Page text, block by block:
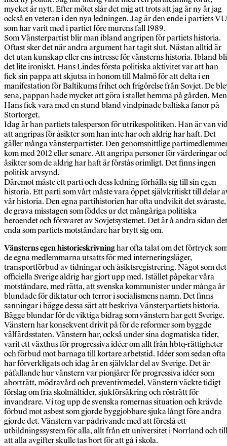
mycket är nytt. Efter mötet slår det mig att trots att jag är ny är jag
också en veteran i den nya ledningen. Jag är den ende i partiets VU
som har varit med i partiet före murens fall 1989.
Som Vänsterpartist blir man ibland angripen för partiets historia.
Oftast sker det när andra argument har tagit slut. Nästan alltid är
det utan kunskap eller ens intresse för vänsterns historia. Ibland
det lite ironiskt. Hans Lindes första politiska aktivitet var att han
fick sin pappa att skjutsa in honom till Malmö för att delta i en
manifestation för Baltikums frihet och frigörelse från Sovjet. De
sena, pappan hade mycket att göra i stallet hemma på gården. Men
Hans fick vara med en stund bland vindpinade baltiska fanor på
Stortorget.
Idag är han partiets talesperson för utrikespolitiken. Han är van
att angripas för åsikter som han inte har och aldrig har haft. Det
gäller många vänsterpartister. Den genomsnittlige
kom med 2012 eller senare. Att angripa personer för värderingar
åsikter som de aldrig har haft är förstås orimligt. Det finns ingen
politisk arvsynd.
Däremot måste ett parti och dess ledning förhålla sig till sin egen
historia. Ett parti som vårt måste vara öppet självkritiskt till delar
vår historia. Den egna partihistorien har ofta undvikit det svåraste,
de grava misstagen som föddes ur det mångåriga politiska
beroendet och försvaret av Sovjetsystemet. Det är å andra sidan det
enda som partiets motståndare har brytt sig om.
Vänsterns egen historieskrivninghar ofta talat om det förtryck
de egna medlemmarna utsatts för med interneringsläger,
transportförbud av tidningar och åsiktsregistrering. Något som det
officiella Sverige aldrig har gjort upp med. Istället påpekar våra
motståndare, med rätta, att svenska kommunister under många år
blundade för diktatur och terror i socialismens namn. Det finns
sanningar i bägge dessa sätt att beskriva Vänsterpartiets historia.
Bägge blundar för de viktiga bidrag som vänstern har gett Sverige.
Vänstern har konsekvent drivit på för de reformer som byggde
välfärdsstaten. Vänstern har, också under sina dogmatiska tider,
varit ett växthus för progressiva idéer om allt från hbtq-rättigheter
och förbud mot barnaga till kortare arbetstid. Idéer som sedan ofta
har förverkligats och idag är en självklar del av Sverige. Det är
påfallande hur vänstern var pionjärer för progressiva idéer som
aborträtt, mödravård och preventivmedel. Vänstern väckte tidigt
förslag om fria skolmåltider, sjukförsäkring och rösträtt för
invandrare. Vi tog upp de svenska romernas situation och krävde
förbud mot asbest som gjorde byggjobbare sjuka långt före andra
gjorde det. Vänstern var pådrivande med att föreslå ett
utbildningssystem för alla, allt från ett universitet i Norrland och till
att alla avgifter skulle tas bort för att gå i skola.